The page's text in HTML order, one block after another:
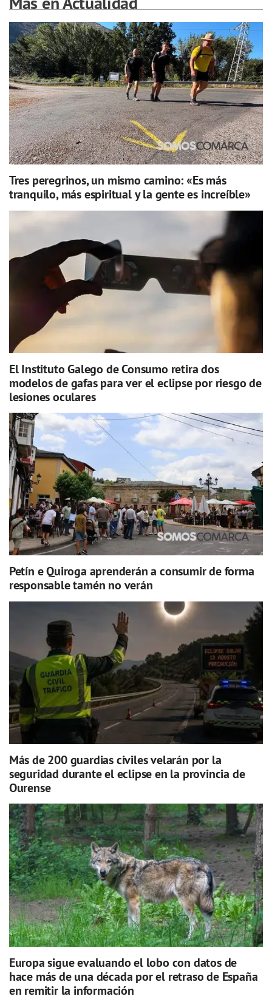
Tres peregrinos, un mismo camino: «Es más
tranquilo, más espiritual y la gente es increíble»
El Instituto Galego de Consumo retira dos
modelos de gafas para ver el eclipse por riesgo de
lesiones oculares
Petín e Quiroga aprenderán a consumir de forma
responsable tamén no verán
Más de 200 guardias civiles velarán por la
seguridad durante el eclipse en la provincia de
Ourense
Europa sigue evaluando el lobo con datos de
hace más de una década por el retraso de España
en remitir la información